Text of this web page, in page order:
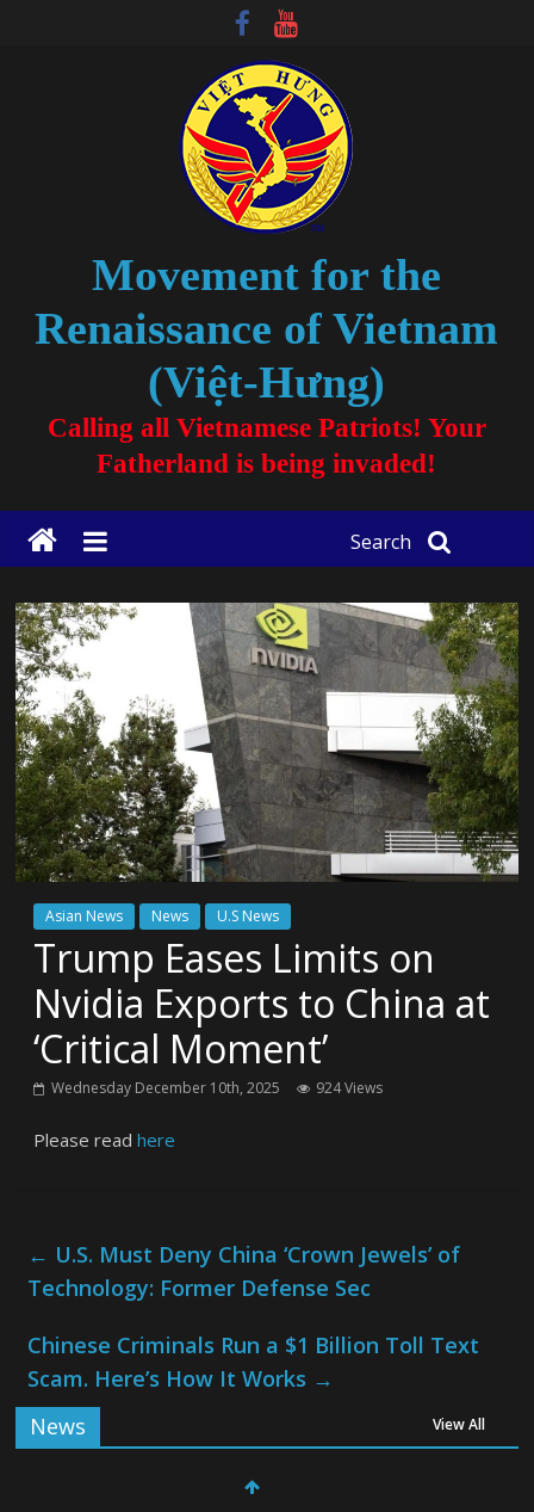
Movement for the
Renaissance of Vietnam
(Việt-Hưng)
Calling all Vietnamese Patriots! Your
Fatherland is being invaded!
Search
Asian News News U.S News
Trump Eases Limits on
Nvidia Exports to China at
‘Critical Moment’
Wednesday December 10th, 2025 924 Views
Please readhere
← U.S. Must Deny China ‘Crown Jewels’ of
Technology: Former Defense Sec
Chinese Criminals Run a $1 Billion Toll Text
Scam. Here’s How It Works →
News
View All